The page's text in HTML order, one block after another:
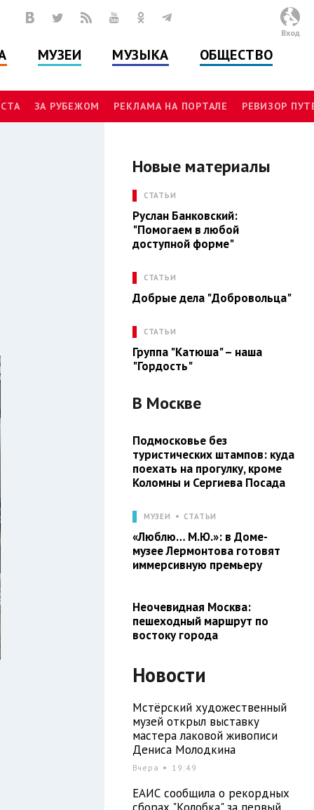
МУЗЕИ МУЗЫКА ОБЩЕСТВО
Вход
ЗА РУБЕЖОМ РЕКЛАМА НА ПОРТАЛЕ РЕВИЗОР
Новые материалы
СТАТЬИ
Руслан Банковский:
"Помогаем в любой
доступной форме"
СТАТЬИ
Добрые дела "Добровольца"
СТАТЬИ
Группа "Катюша" – наша
"Гордость"
В Москве
Подмосковье без
туристических штампов: куда
поехать на прогулку, кроме
Коломны и Сергиева Посада
МУЗЕИ СТАТЬИ
«Люблю… М.Ю.»: в Доме-
музее Лермонтова готовят
иммерсивную премьеру
Неочевидная Москва:
пешеходный маршрут по
востоку города
Новости
Мстёрский художественный
музей открыл выставку
мастера лаковой живописи
Дениса Молодкина
Вчера 19:49
ЕАИС сообщила о рекордных
сборах "Колобка" за первый